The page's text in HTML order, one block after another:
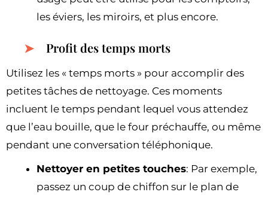
les éviers, les miroirs, et plus encore.
Profit des temps morts
Utilisez les « temps morts » pour accomplir des
petites tâches de nettoyage. Ces moments
incluent le temps pendant lequel vous attendez
que l’eau bouille, que le four préchauffe, ou même
pendant une conversation téléphonique.
Nettoyer en petites touches: Par exemple,
passez un coup de chiffon sur le plan de